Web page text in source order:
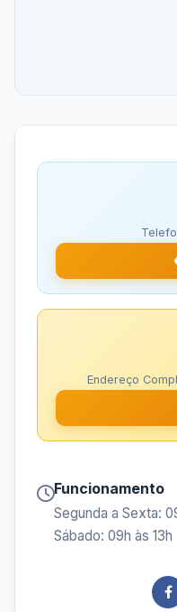
Endereço
Funcionamento
Segunda a Sexta:
Sábado: 09h às 13h